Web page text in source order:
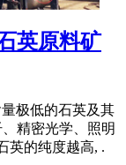
英原料矿
极低的石英及其
精密光学、照明
英的纯度越高, .